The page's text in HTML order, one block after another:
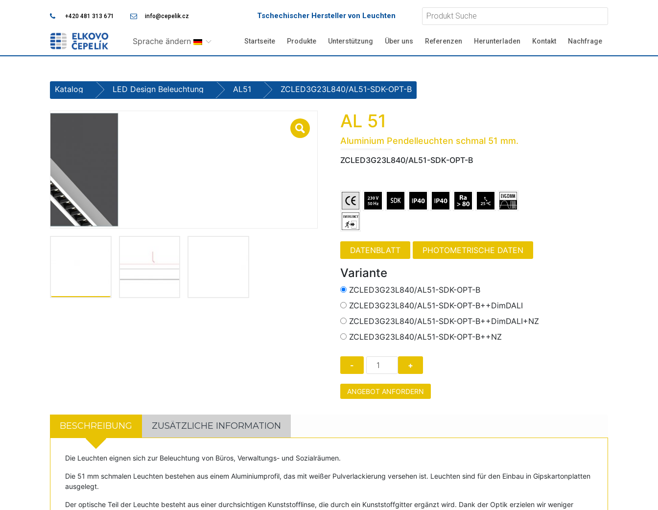
+420 481 313 671 info@cepelik.cz Tschechischer Hersteller von Leuchten
Sprache ändern Startseite Produkte Unterstützung Über uns Referenzen Herunterladen Kontakt Nachfrage
Katalog LED Design Beleuchtung AL51 ZCLED3G23L840/AL51-SDK-OPT-B
AL 51
Aluminium Pendelleuchten schmal 51 mm.
ZCLED3G23L840/AL51-SDK-OPT-B
PHOTOMETRISCHE DATEN
Variante
ZCLED3G23L840/AL51-SDK-OPT-B
ZCLED3G23L840/AL51-SDK-OPT-B++DimDALI
ZCLED3G23L840/AL51-SDK-OPT-B++DimDALI+NZ
ZCLED3G23L840/AL51-SDK-OPT-B++NZ
ANGEBOT ANFORDERN
BESCHREIBUNG ZUSÄTZLICHE INFORMATION
Die Leuchten eignen sich zur Beleuchtung von Büros, Verwaltungs- und Sozialräumen.
Die 51 mm schmalen Leuchten bestehen aus einem Aluminiumprofil, das mit weißer Pulverlackierung versehen ist. Leuchten sind für den Einbau in Gipskartonplatten
ausgelegt.
Der optische Teil der Leuchte besteht aus einer durchsichtigen Kunststofflinse, die durch ein Kunststoffgitter ergänzt wird. Dank der Optik erzielen wir weniger